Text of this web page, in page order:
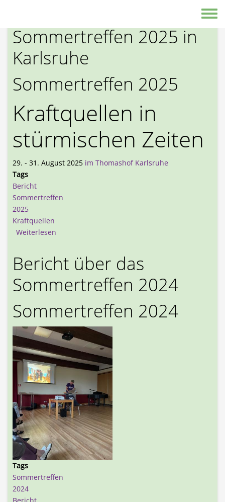
Sommertreffen 2025 in
Karlsruhe
Sommertreffen 2025
Kraftquellen in
stürmischen Zeiten
29. - 31. August 2025 im Thomashof Karlsruhe
Tags
Bericht
Sommertreffen
2025
Kraftquellen
Weiterlesen
Bericht über das
Sommertreffen 2024
Sommertreffen 2024
Tags
Sommertreffen
2024